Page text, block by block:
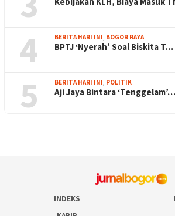
4 BERITA HARI INI, BOGOR RAYA
BPTJ ‘Nyerah’ Soal Biskita T…
5 BERITA HARI INI, POLITIK
Aji Jaya Bintara ‘Tenggelam’…
INDEKS